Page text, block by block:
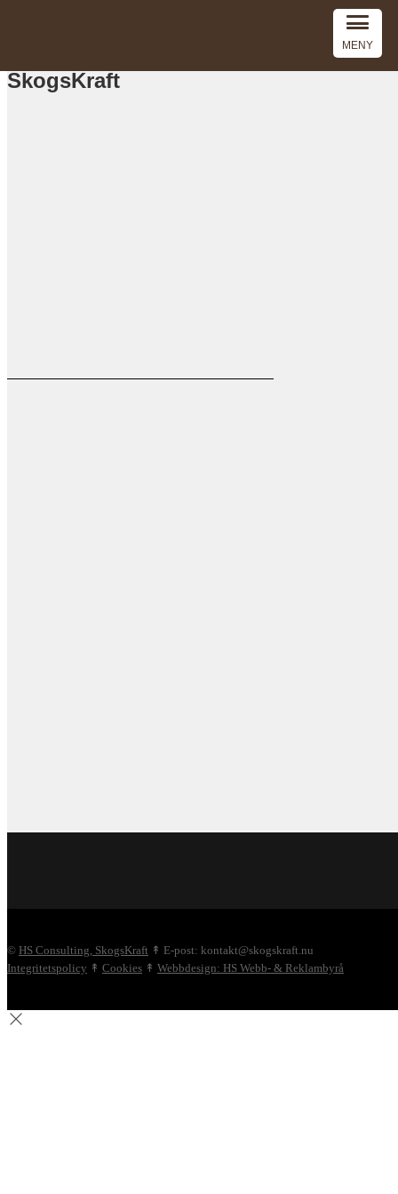
MENY
SkogsKraft
© HS Consulting, SkogsKraft ↟ E-post: kontakt@skogskraft.nu
Integritetspolicy ↟ Cookies ↟ Webbdesign: HS Webb- & Reklambyrå